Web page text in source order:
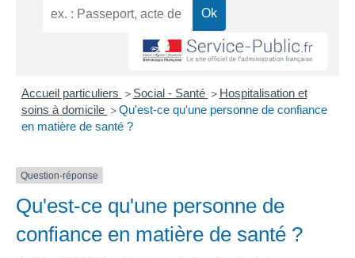
Accueil particuliers > Social - Santé > Hospitalisation et
soins à domicile > Qu'est-ce qu'une personne de confiance
en matière de santé ?
Question-réponse
Qu'est-ce qu'une personne de
confiance en matière de santé ?